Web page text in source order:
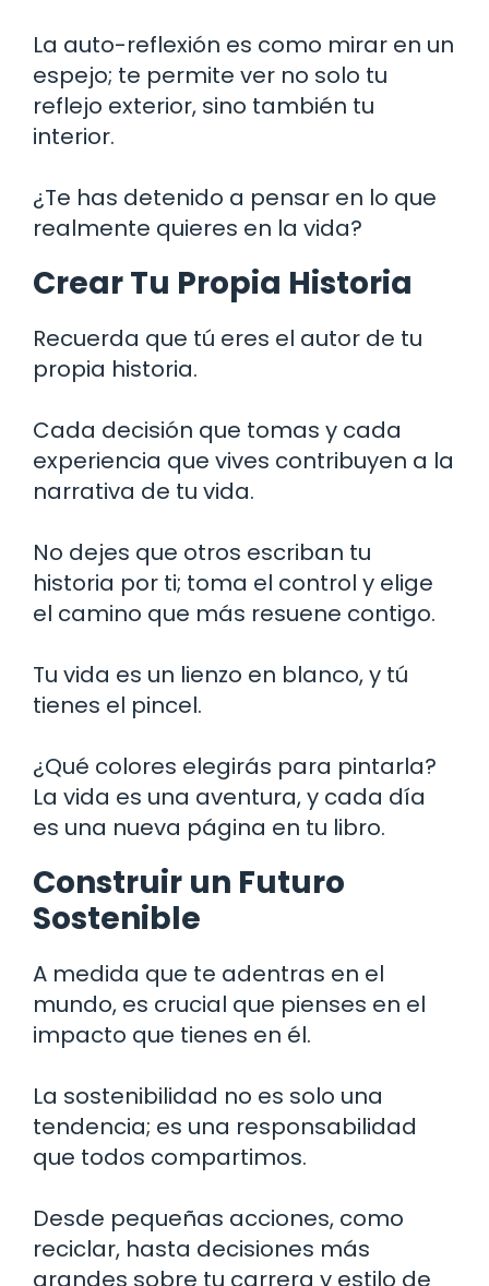
La auto-reflexión es como mirar en un
espejo; te permite ver no solo tu
reflejo exterior, sino también tu
interior.
¿Te has detenido a pensar en lo que
realmente quieres en la vida?
Crear Tu Propia Historia
Recuerda que tú eres el autor de tu
propia historia.
Cada decisión que tomas y cada
experiencia que vives contribuyen a la
narrativa de tu vida.
No dejes que otros escriban tu
historia por ti; toma el control y elige
el camino que más resuene contigo.
Tu vida es un lienzo en blanco, y tú
tienes el pincel.
¿Qué colores elegirás para pintarla?
La vida es una aventura, y cada día
es una nueva página en tu libro.
Construir un Futuro
Sostenible
A medida que te adentras en el
mundo, es crucial que pienses en el
impacto que tienes en él.
La sostenibilidad no es solo una
tendencia; es una responsabilidad
que todos compartimos.
Desde pequeñas acciones, como
reciclar, hasta decisiones más
grandes sobre tu carrera y estilo de